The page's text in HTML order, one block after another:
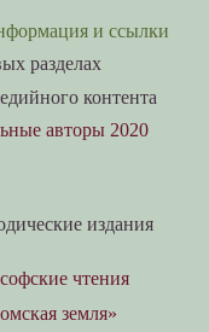
и ссылки
разделах
контента
авторы 2020
издания
чтения
земля»